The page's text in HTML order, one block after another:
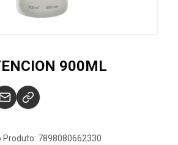
900ML
Produto: 7898080662330